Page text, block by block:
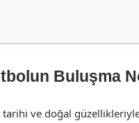
Buluşma
tarihi ve doğal